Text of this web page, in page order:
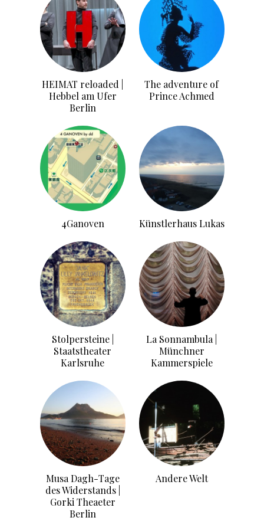
HEIMAT reloaded |
Hebbel am Ufer
Berlin
The adventure of
Prince Achmed
4Ganoven Künstlerhaus Lukas
Stolpersteine |
Staatstheater
Karlsruhe
La Sonnambula |
Münchner
Kammerspiele
Musa Dagh-Tage
des Widerstands |
Gorki Theaeter
Berlin
Andere Welt